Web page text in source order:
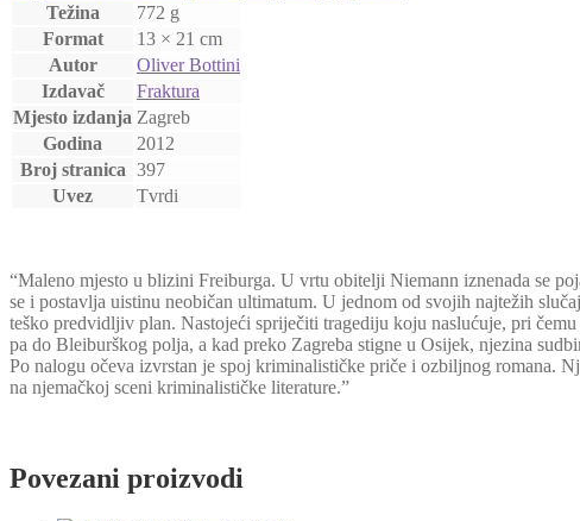
Težina
772 g
Format
13 × 21 cm
Autor
Oliver Bottini
Izdavač
Fraktura
Mjesto izdanja Zagreb
Godina
2012
Broj stranica 397
Uvez
Tvrdi
“Maleno mjesto u blizini Freiburga. U vrtu obitelji Niemann iznenada se
se i postavlja uistinu neobičan ultimatum. U jednom od svojih najtežih
teško predvidljiv plan. Nastojeći spriječiti tragediju koju naslućuje, pri
pa do Bleiburškog polja, a kad preko Zagreba stigne u Osijek, njezina
Po nalogu očeva izvrstan je spoj kriminalističke priče i ozbiljnog romana.
na njemačkoj sceni kriminalističke literature.”
Povezani proizvodi